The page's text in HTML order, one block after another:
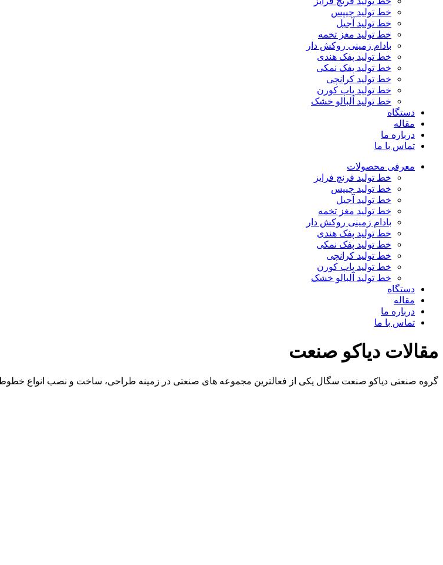
خط تولید چیپس
خط تولید آجیل
خط تولید مغز تخمه
بادام زمینی روکش دار
خط تولید پفک هندی
خط تولید پفک نمکی
خط تولید کرانچی
خط تولید پاپ کورن
خط تولید آلبالو خشک
دستگاه
مقاله
درباره ما
تماس با ما
معرفی محصولات
خط تولید فرنچ فرایز
خط تولید چیپس
خط تولید آجیل
خط تولید مغز تخمه
بادام زمینی روکش دار
خط تولید پفک هندی
خط تولید پفک نمکی
خط تولید کرانچی
خط تولید پاپ کورن
خط تولید آلبالو خشک
دستگاه
مقاله
درباره ما
تماس با ما
مقالات دیاکو صنعت
گروه صنعتی دیاکو صنعت سگال یکی از فعالترین مجموعه های صنعتی در زمینه طراحی، ساخت و نصب انواع خطوط